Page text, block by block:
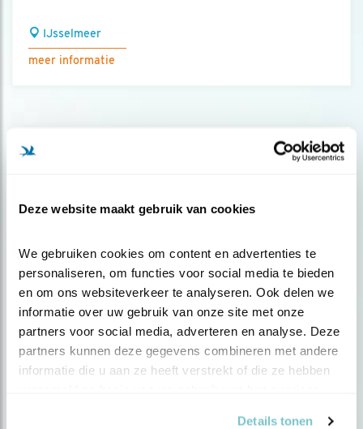
Deze website maakt gebruik van cookies
We gebruiken cookies om content en advertenties te
personaliseren, om functies voor social media te bieden
en om ons websiteverkeer te analyseren. Ook delen we
informatie over uw gebruik van onze site met onze
partners voor social media, adverteren en analyse. Deze
partners kunnen deze gegevens combineren met andere
informatie die u aan ze heeft verstrekt of die ze hebben
Details tonen
IJsselmeer
meer informatie
Tuinvogelconsulent
Andrea Dekkers